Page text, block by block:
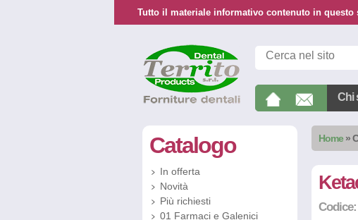
Tutto il materiale informativo contenuto in
Chi
Home »
Catalogo
In offerta
Novità
Più richiesti
01 Farmaci e Galenici
Codice: